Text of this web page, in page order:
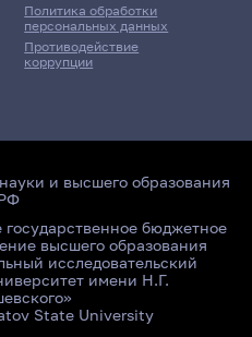
Политика обработки
персональных данных
Противодействие
коррупции
и высшего образования
бюджетное
высшего образования
исследовательский
имени Н.Г.
State University